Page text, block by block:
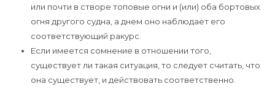
или почти в створе топовые огни и (или) оба бортовых
огня другого судна, а днем оно наблюдает его
соответствующий ракурс.
Если имеется сомнение в отношении того,
существует ли такая ситуация, то следует считать, что
она существует, и действовать соответственно.